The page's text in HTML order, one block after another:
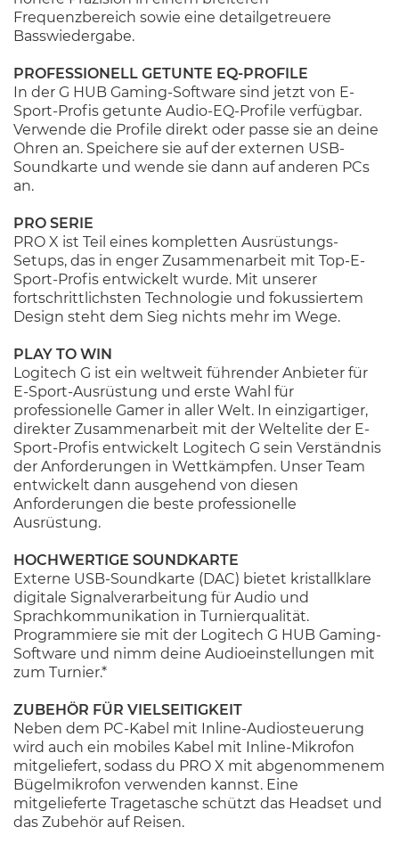
Frequenzbereich sowie eine detailgetreuere
Basswiedergabe.
PROFESSIONELL GETUNTE EQ-PROFILE
In der G HUB Gaming-Software sind jetzt von E-
Sport-Profis getunte Audio-EQ-Profile verfügbar.
Verwende die Profile direkt oder passe sie an deine
Ohren an. Speichere sie auf der externen USB-
Soundkarte und wende sie dann auf anderen PCs
an.
PRO SERIE
PRO X ist Teil eines kompletten Ausrüstungs-
Setups, das in enger Zusammenarbeit mit Top-E-
Sport-Profis entwickelt wurde. Mit unserer
fortschrittlichsten Technologie und fokussiertem
Design steht dem Sieg nichts mehr im Wege.
PLAY TO WIN
Logitech G ist ein weltweit führender Anbieter für
E-Sport-Ausrüstung und erste Wahl für
professionelle Gamer in aller Welt. In einzigartiger,
direkter Zusammenarbeit mit der Weltelite der E-
Sport-Profis entwickelt Logitech G sein Verständnis
der Anforderungen in Wettkämpfen. Unser Team
entwickelt dann ausgehend von diesen
Anforderungen die beste professionelle
Ausrüstung.
HOCHWERTIGE SOUNDKARTE
Externe USB-Soundkarte (DAC) bietet kristallklare
digitale Signalverarbeitung für Audio und
Sprachkommunikation in Turnierqualität.
Programmiere sie mit der Logitech G HUB Gaming-
Software und nimm deine Audioeinstellungen mit
zum Turnier.*
ZUBEHÖR FÜR VIELSEITIGKEIT
Neben dem PC-Kabel mit Inline-Audiosteuerung
wird auch ein mobiles Kabel mit Inline-Mikrofon
mitgeliefert, sodass du PRO X mit abgenommenem
Bügelmikrofon verwenden kannst. Eine
mitgelieferte Tragetasche schützt das Headset und
das Zubehör auf Reisen.